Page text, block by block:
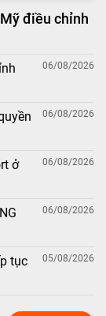
điều chỉnh
06/08/2026
06/08/2026
ở
06/08/2026
06/08/2026
tục
05/08/2026